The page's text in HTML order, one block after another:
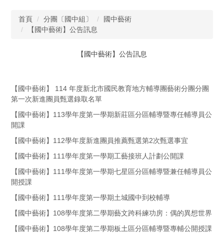
首頁 分團〔國中組〕
國中藝術
【國中藝術】公告訊息
【國中藝術】公告訊息
【國中藝術】 114 年度新北市國民教育地方輔導團藝術分團分團
第一次新進團員甄選錄取名單
【國中藝術】113學年度第一學期新莊區分區輔導暨專任輔導員公
開課
【國中藝術】112學年度新進團員推薦甄選第2次甄選事宜
【國中藝術】111學年度第一學期工藝接班人計劃公開課
【國中藝術】111學年度第一學期七星區分區輔導暨兼任輔導員公
開授課
【國中藝術】111學年度第一學期土城國中到校輔導
【國中藝術】108學年度第二學期藝文跨科練功房：偶的異想世界
【國中藝術】108學年度第二學期板土區分區輔導暨專輔公開授課